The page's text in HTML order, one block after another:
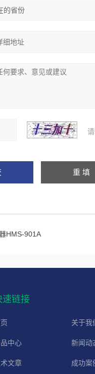
HMS-901A
速链接
关于我
中心 新闻动
文章 成功案